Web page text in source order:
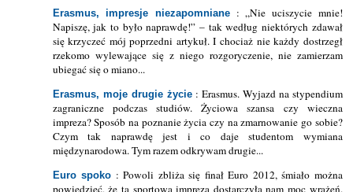
Erasmus, impresje niezapomniane: „Nie uciszycie mnie!
Napiszę, jak to było naprawdę!” – tak według niektórych zdawał
się krzyczeć mój poprzedni artykuł. I chociaż nie każdy dostrzegł
rzekomo wylewające się z niego rozgoryczenie, nie zamierzam
ubiegać się o miano...
Erasmus, moje drugie życie: Erasmus. Wyjazd na stypendium
zagraniczne podczas studiów. Życiowa szansa czy wieczna
impreza? Sposób na poznanie życia czy na zmarnowanie go sobie?
Czym tak naprawdę jest i co daje studentom wymiana
międzynarodowa. Tym razem odkrywam drugie...
Euro spoko : Powoli zbliża się finał Euro 2012, śmiało można
powiedzieć, że ta sportowa impreza dostarczyła nam moc wrażeń.